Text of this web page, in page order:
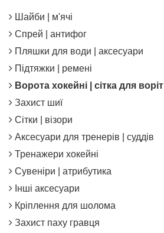
Шайби | м'ячі
Спрей | антифог
Пляшки для води | аксесуари
Підтяжки | ремені
Ворота хокейні | сітка для воріт
Захист шиї
Сітки | візори
Аксесуари для тренерів | суддів
Тренажери хокейні
Сувеніри | атрибутика
Інші аксесуари
Кріплення для шолома
Захист паху гравця